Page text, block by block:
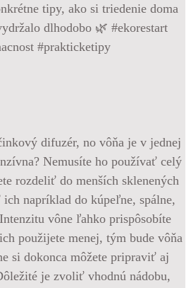
tipy, ako si triedenie doma
dlhodobo 🌿 #ekorestart
#prakticketipy